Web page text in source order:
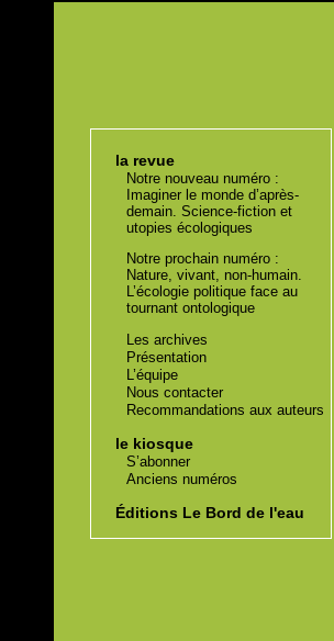
la revue
Notre nouveau numéro :
Imaginer le monde d’après-
demain. Science-fiction et
utopies écologiques
Notre prochain numéro :
Nature, vivant, non-humain.
L’écologie politique face au
tournant ontologique
Les archives
Présentation
L’équipe
Nous contacter
Recommandations aux auteurs
le kiosque
S’abonner
Anciens numéros
Éditions Le Bord de l'eau